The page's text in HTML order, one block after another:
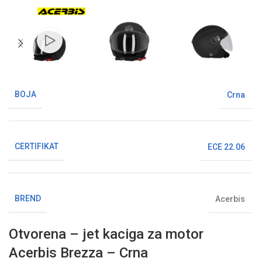
BOJA Crna
CERTIFIKAT ECE 22.06
BREND Acerbis
Otvorena – jet kaciga za motor
Acerbis Brezza – Crna